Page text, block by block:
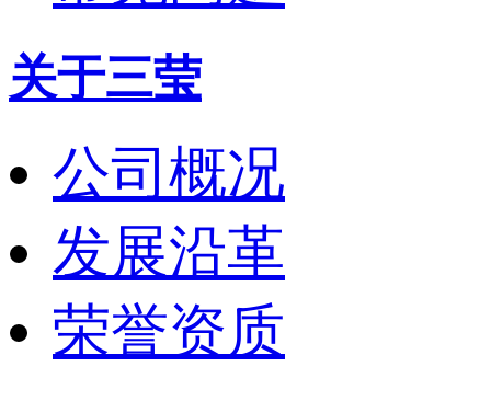
关于三莹
公司概况
发展沿革
荣誉资质